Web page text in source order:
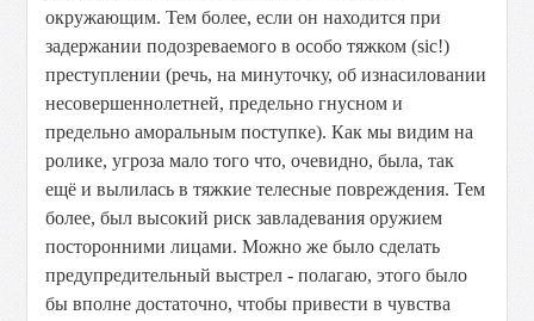
окружающим. Тем более, если он находится при
задержании подозреваемого в особо тяжком (sic!)
преступлении (речь, на минуточку, об изнасиловании
несовершеннолетней, предельно гнусном и
предельно аморальным поступке). Как мы видим на
ролике, угроза мало того что, очевидно, была, так
ещё и вылилась в тяжкие телесные повреждения. Тем
более, был высокий риск завладевания оружием
посторонними лицами. Можно же было сделать
предупредительный выстрел - полагаю, этого было
бы вполне достаточно, чтобы привести в чувства